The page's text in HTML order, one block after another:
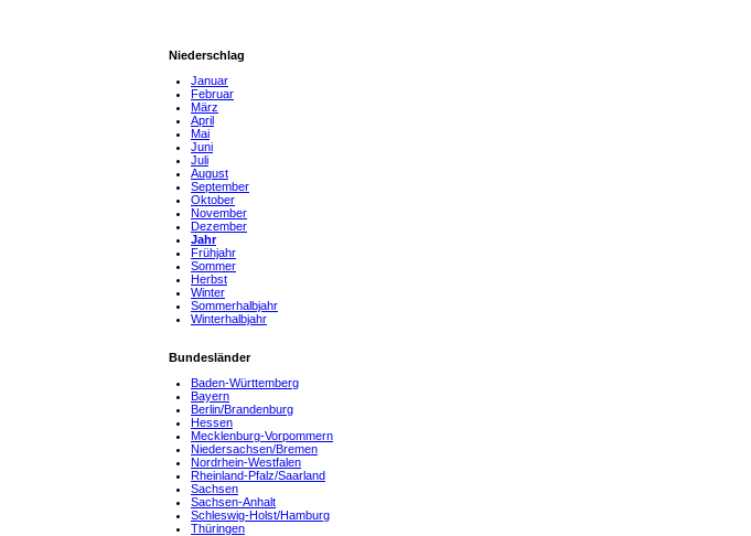
Niederschlag
Januar
Februar
März
April
Mai
Juni
Juli
August
September
Oktober
November
Dezember
Jahr
Frühjahr
Sommer
Herbst
Winter
Sommerhalbjahr
Winterhalbjahr
Bundesländer
Baden-Württemberg
Bayern
Berlin/Brandenburg
Hessen
Mecklenburg-Vorpommern
Niedersachsen/Bremen
Nordrhein-Westfalen
Rheinland-Pfalz/Saarland
Sachsen
Sachsen-Anhalt
Schleswig-Holst/Hamburg
Thüringen